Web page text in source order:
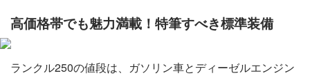
高価格帯でも魅力満載！特筆すべき標準装備
ランクル250の値段は、ガソリン車とディーゼルエンジン